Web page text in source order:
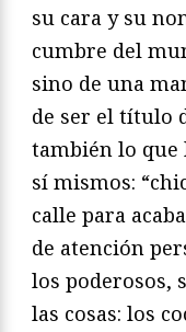
su cara y su
cumbre del
sino de una
de ser el título
también lo que
sí mismos:
calle para
de atención
los poderosos,
las cosas: los